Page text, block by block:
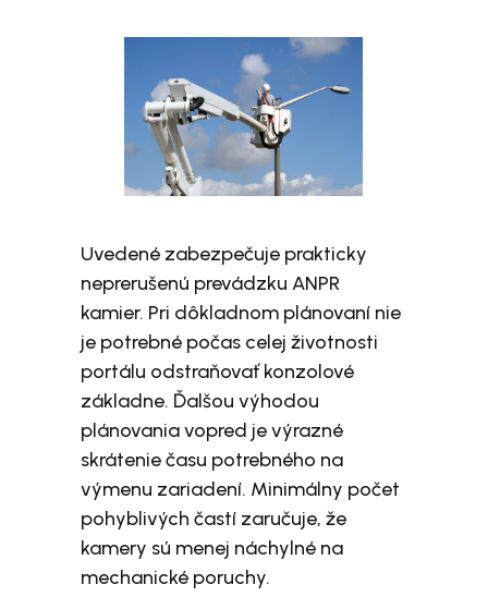
Uvedené zabezpečuje prakticky
neprerušenú prevádzku ANPR
kamier. Pri dôkladnom plánovaní nie
je potrebné počas celej životnosti
portálu odstraňovať konzolové
základne. Ďalšou výhodou
plánovania vopred je výrazné
skrátenie času potrebného na
výmenu zariadení. Minimálny počet
pohyblivých častí zaručuje, že
kamery sú menej náchylné na
mechanické poruchy.